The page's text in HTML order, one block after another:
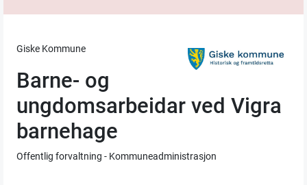
Giske Kommune
Barne- og
ungdomsarbeidar ved Vigra
barnehage
Offentlig forvaltning - Kommuneadministrasjon